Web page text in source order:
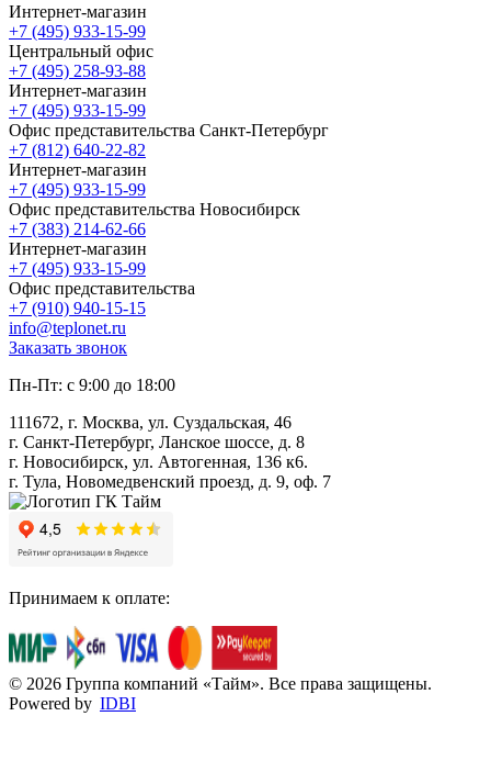
Интернет-магазин
+7 (495) 933-15-99
Центральный офис
+7 (495) 258-93-88
Интернет-магазин
+7 (495) 933-15-99
Офис представительства Санкт-Петербург
+7 (812) 640-22-82
Интернет-магазин
+7 (495) 933-15-99
Офис представительства Новосибирск
+7 (383) 214-62-66
Интернет-магазин
+7 (495) 933-15-99
Офис представительства
+7 (910) 940-15-15
info@teplonet.ru
Заказать звонок
Пн-Пт: с 9:00 до 18:00
111672, г. Москва, ул. Суздальская, 46
г. Санкт-Петербург, Ланское шоссе, д. 8
г. Новосибирск, ул. Автогенная, 136 к6.
г. Тула, Новомедвенский проезд, д. 9, оф. 7
Принимаем к оплате:
© 2026 Группа компаний «Тайм». Все права защищены.
Powered by IDBI